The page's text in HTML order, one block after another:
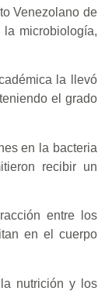
Venezolano de
microbiología,
la llevó
el grado
en la bacteria
recibir un
entre los
en el cuerpo
nutrición y los